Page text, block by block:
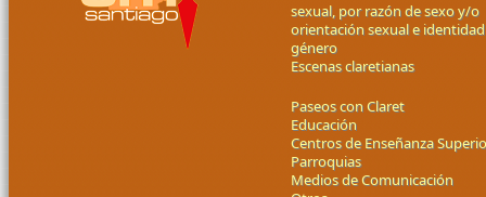
sexual, por razón de sexo y/o
orientación sexual e
género
Escenas claretianas
Paseos con Claret
Educación
Centros de Enseñanza
Parroquias
Medios de Comunicación